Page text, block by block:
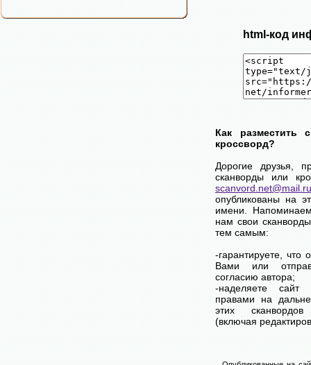
html-код
Как разместить
кроссворд?
Дорогие друзья,
сканворды или
scanvord.net@mail.ru
опубликованы на
имени.
нам свои
тем самым:
-гарантируете, что
Вами или
согласию автора;
-наделяете сайт
правами на
этих
(включая